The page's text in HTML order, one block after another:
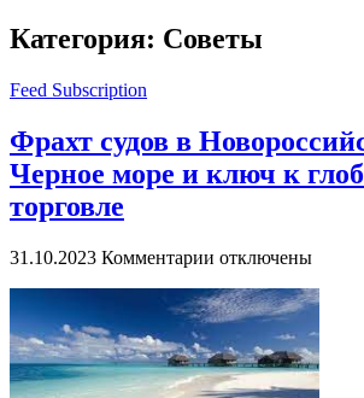
Категория: Советы
Feed Subscription
Фрахт судов в
Черное море и ключ к
торговле
31.10.2023 Комментарии к
Фрахт
судов
в
Новороссийске:
Ворота
отключены